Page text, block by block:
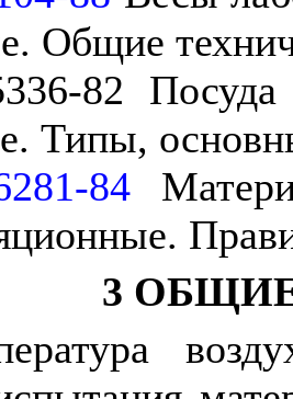
Общие
82 Посуда
Типы,
84
3